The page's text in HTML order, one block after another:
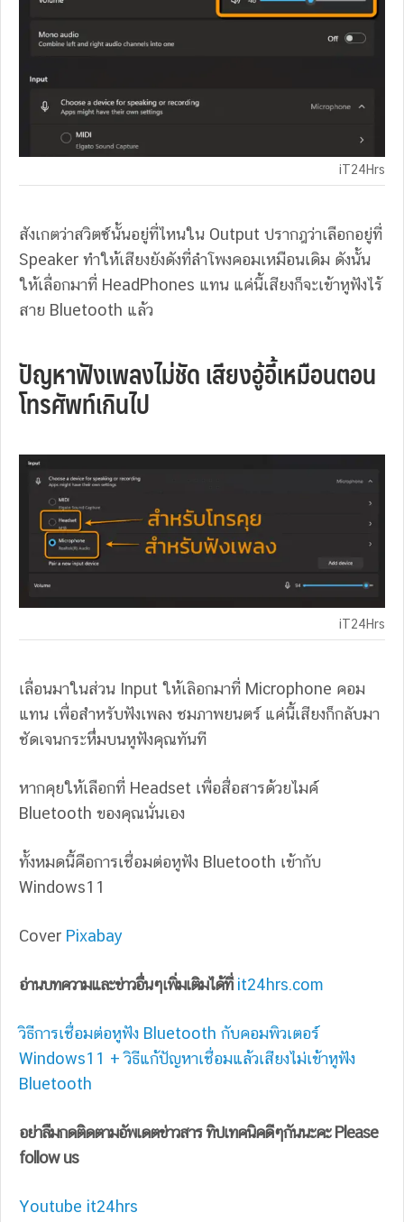
iT24Hrs
สังเกตว่าสวิตซ์นั้นอยู่ที่ไหนใน Output ปรากฎว่าเลือกอยู่ที่
Speaker ทำให้เสียงยังดังที่ลำโพงคอมเหมือนเดิม ดังนั้น
ให้เลื่อกมาที่ HeadPhones แทน แค่นี้เสียงก็จะเข้าหูฟังไร้
สาย Bluetooth แล้ว
ปัญหาฟังเพลงไม่ชัด เสียงอู้อี้เหมือนตอน
โทรศัพท์เกินไป
iT24Hrs
เลื่อนมาในส่วน Input ให้เลิอกมาที่ Microphone คอม
แทน เพื่อสำหรับฟังเพลง ชมภาพยนตร์ แค่นี้เสียงก็กลับมา
ชัดเจนกระหึ่มบนหูฟังคุณทันที
หากคุยให้เลือกที่ Headset เพื่อสื่อสารด้วยไมค์
Bluetooth ของคุณนั่นเอง
ทั้งหมดนี้คือการเชื่อมต่อหูฟัง Bluetooth เข้ากับ
Windows11
Cover Pixabay
อ่านบทความและข่าวอื่นๆเพิ่มเติมได้ที่ it24hrs.com
วิธีการเชื่อมต่อหูฟัง Bluetooth กับคอมพิวเตอร์
Windows11 + วิธีแก้ปัญหาเชื่อมแล้วเสียงไม่เข้าหูฟัง
Bluetooth
อย่าลืมกดติดตามอัพเดตข่าวสาร ทิปเทคนิคดีๆกันนะคะ Please
follow us
Youtube it24hrs